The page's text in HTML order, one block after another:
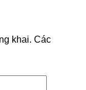
khai. Các